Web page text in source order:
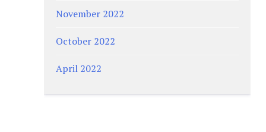
November 2022
October 2022
April 2022